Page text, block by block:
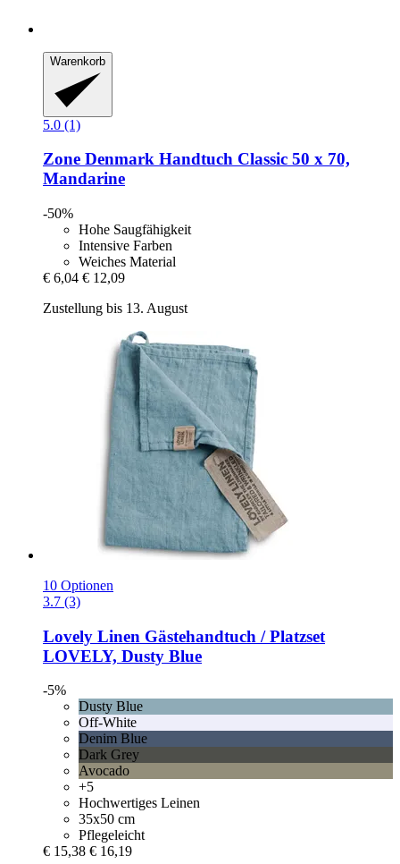
Warenkorb
5.0 (1)
Zone Denmark Handtuch Classic 50 x 70,
Mandarine
-50%
Hohe Saugfähigkeit
Intensive Farben
Weiches Material
€ 6,04 € 12,09
Zustellung bis 13. August
10 Optionen
3.7 (3)
Lovely Linen Gästehandtuch / Platzset
LOVELY, Dusty Blue
-5%
Dusty Blue
Off-White
Denim Blue
Dark Grey
Avocado
+5
Hochwertiges Leinen
35x50 cm
Pflegeleicht
€ 15,38 € 16,19